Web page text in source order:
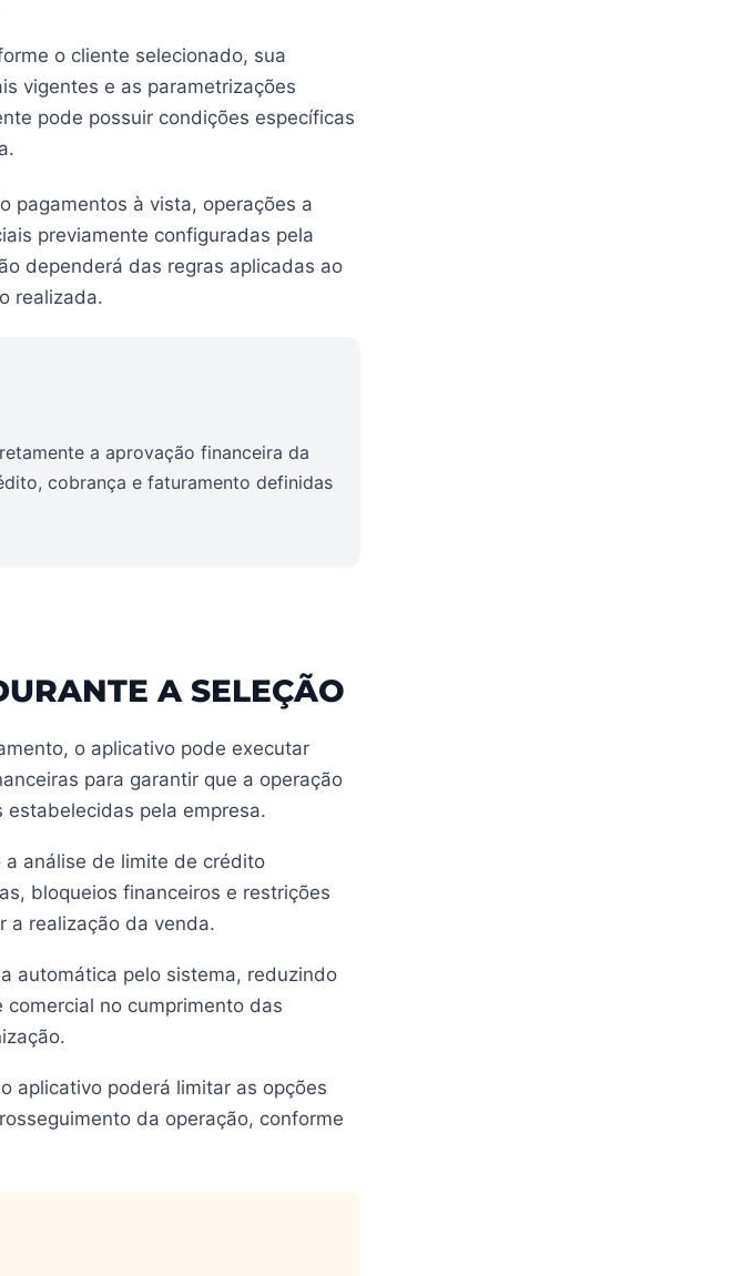
o cliente selecionado, sua
vigentes e as parametrizações
pode possuir condições específicas
pagamentos à vista, operações a
previamente configuradas pela
dependerá das regras aplicadas ao
realizada.
a aprovação financeira da
cobrança e faturamento definidas
A SELEÇÃO
o aplicativo pode executar
para garantir que a operação
pela empresa.
a análise de limite de crédito
bloqueios financeiros e restrições
a realização da venda.
automática pelo sistema, reduzindo
no cumprimento das
aplicativo poderá limitar as opções
da operação, conforme